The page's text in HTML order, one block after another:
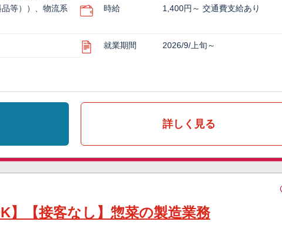
等））、物流系
時給 1,400円～ 交通費支給あり
就業期間 2026/9/上旬～
詳しく見る
】【接客なし】惣菜の製造業務